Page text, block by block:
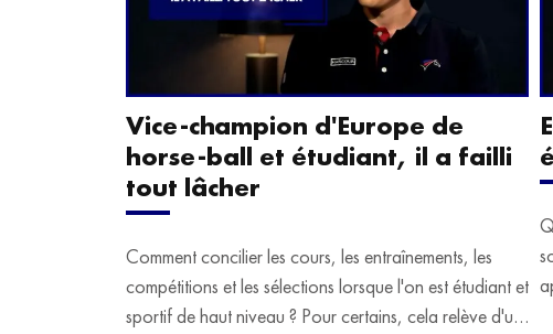
Vice-champion d'Europe de
horse-ball et étudiant, il a failli
tout lâcher
Comment concilier les cours, les entraînements, les
compétitions et les sélections lorsque l'on est étudiant et
sportif de haut niveau ? Pour certains, cela relève d'un